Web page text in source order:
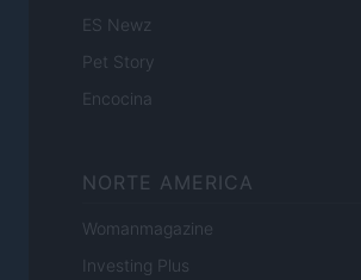
ES Newz
Pet Story
Encocina
NORTE AMERICA
Womanmagazine
Investing Plus